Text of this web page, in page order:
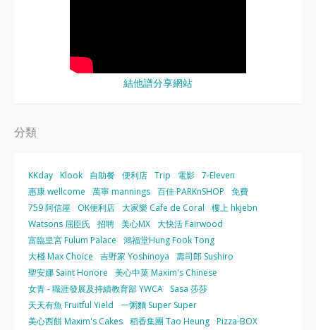
結他譜分享網站
分類
KKday Klook 自助餐 便利店 Trip 電影 7-Eleven
惠康 wellcome
萬寧 mannings 百佳 PARKnSHOP
免費
759 阿信屋
OK便利店 大家樂 Cafe de Coral
樓上 hkjebn
Watsons 屈臣氏
招聘 美心MX 大快活 Fairwood
富臨皇宮 Fulum Palace
鴻福堂Hung Fook Tong
大棧 Max Choice
吉野家 Yoshinoya
壽司郎 Sushiro
聖安娜 Saint Honore
美心中菜 Maxim's Chinese
女青 - 職涯發展及持續教育部 YWCA
Sasa 莎莎
天天有魚 Fruitful Yield
一粥麵 Super Super
美心西餅 Maxim's Cakes 稻香集團 Tao Heung Pizza-BOX